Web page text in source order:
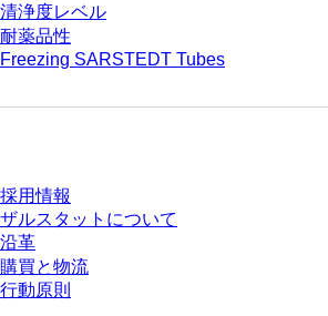
清浄度レベル
耐薬品性
Freezing SARSTEDT Tubes
採用情報
ザルスタットについて
沿革
購買と物流
行動原則